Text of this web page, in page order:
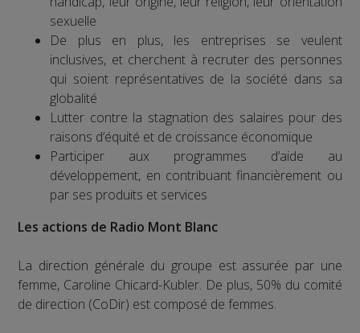
sexuelle
De plus en plus, les entreprises se veulent
inclusives, et cherchent à recruter des personnes
qui soient représentatives de la société dans sa
globalité
Lutter contre la stagnation des salaires pour des
raisons d’équité et de croissance économique
Participer aux programmes d’aide au
développement, en contribuant financièrement ou
par ses produits et services
Les actions de Radio Mont Blanc
La direction générale du groupe est assurée par une
femme, Caroline Chicard-Kubler. De plus, 50% du comité
de direction (CoDir) est composé de femmes.